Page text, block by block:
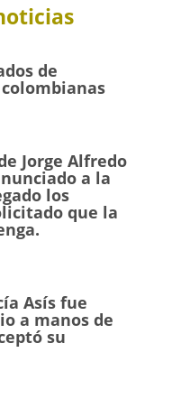
de
Jorge Alfredo
a la
los
que la
Asís fue
a manos de
su